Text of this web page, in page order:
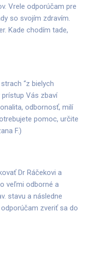
Vrele odporúčam pre
so svojím zdravím.
Kade chodím tade,
“z bielych
prístup Vás zbaví
odbornosť, milí
pomoc, určite
F.)
Dr Ráčekovi a
veľmi odborné a
stavu a následne
zveriť sa do